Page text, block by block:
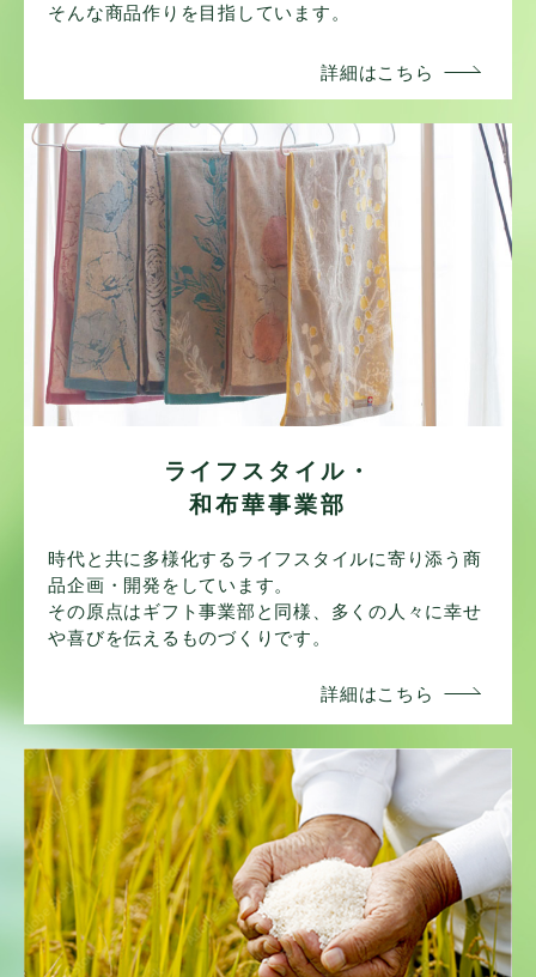
そんな商品作りを目指しています。
ライフスタイル・
和布華事業部
時代と共に多様化するライフスタイルに寄り添う商
品企画・開発をしています。
その原点はギフト事業部と同様、多くの人々に幸せ
や喜びを伝えるものづくりです。